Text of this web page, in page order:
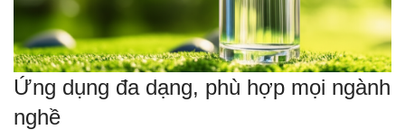
Ứng dụng đa dạng, phù hợp mọi ngành
nghề